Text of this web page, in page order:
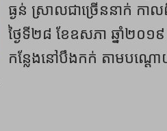
ធ្ងន់ ស្រាលជាច្រើននាក់ ក
ថ្ងៃទី២៨ ខែឧសភា ឆ្នាំ២០
កន្លែងនៅបឹងកក់ តាមបណ្ដោ